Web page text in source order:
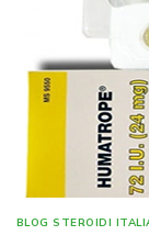
BLOG STEROIDI